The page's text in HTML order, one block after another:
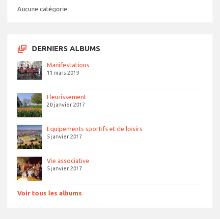
Aucune catégorie
DERNIERS ALBUMS
Manifestations
11 mars 2019
Fleurissement
20 janvier 2017
Equipements sportifs et de loisirs
5 janvier 2017
Vie associative
5 janvier 2017
Voir tous les albums